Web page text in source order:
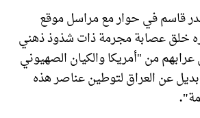
قاسم في حوار مع مراسل موقع
خلق عصابة مجرمة ذات شذوذ ذهني
من "أمريكا والكيان الصهيوني
عن العراق لتوطين عناصر هذه
".